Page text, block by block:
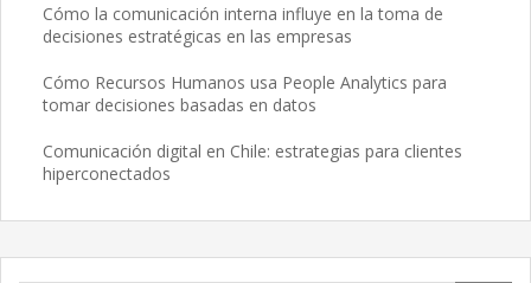
Cómo la comunicación interna influye en la toma de
decisiones estratégicas en las empresas
Cómo Recursos Humanos usa People Analytics para
tomar decisiones basadas en datos
Comunicación digital en Chile: estrategias para clientes
hiperconectados